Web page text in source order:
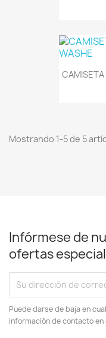
CAMISETA
Mostrando 1-5 de 5
Infórmese de
ofertas
Puede darse de baja en
información de contacto en